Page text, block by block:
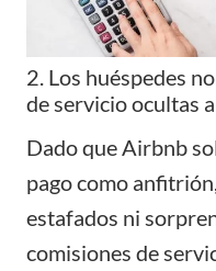
2. Los huéspedes
de servicio ocultas
Dado que Airbnb
pago como
estafados ni
comisiones de